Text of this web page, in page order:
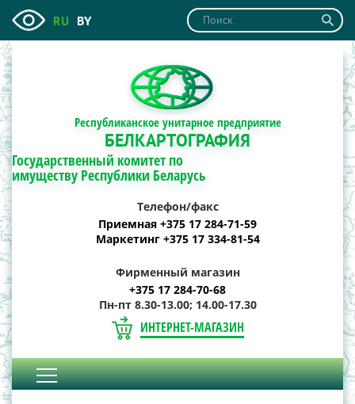
RU BY
Республиканское унитарное предприятие
БЕЛКАРТОГРАФИЯ
Государственный комитет по
имуществу Республики Беларусь
Телефон/факс
Приемная +375 17 284-71-59
Маркетинг +375 17 334-81-54
Фирменный магазин
+375 17 284-70-68
Пн-пт 8.30-13.00; 14.00-17.30
ИНТЕРНЕТ-МАГАЗИН